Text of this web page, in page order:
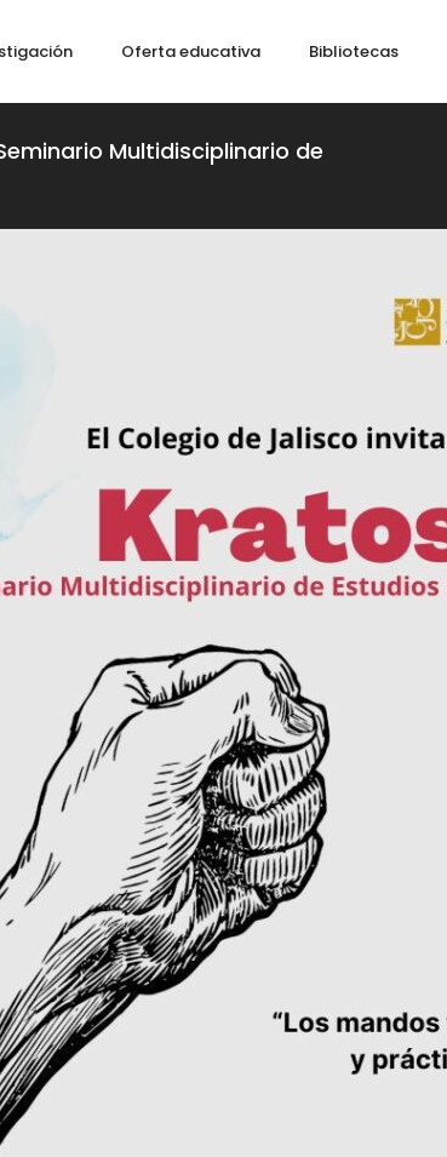
Oferta educativa Bibliotecas
Multidisciplinario de